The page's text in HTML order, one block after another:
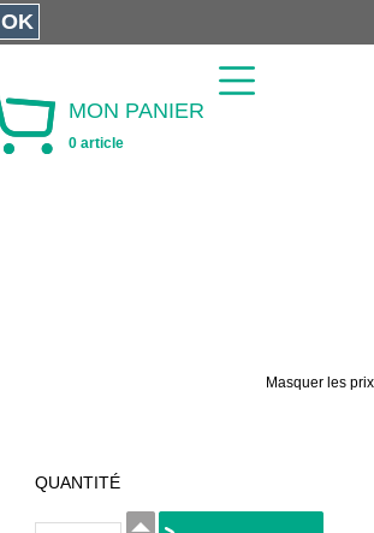
MON PANIER
0 article
Masquer les prix
QUANTITÉ
OK